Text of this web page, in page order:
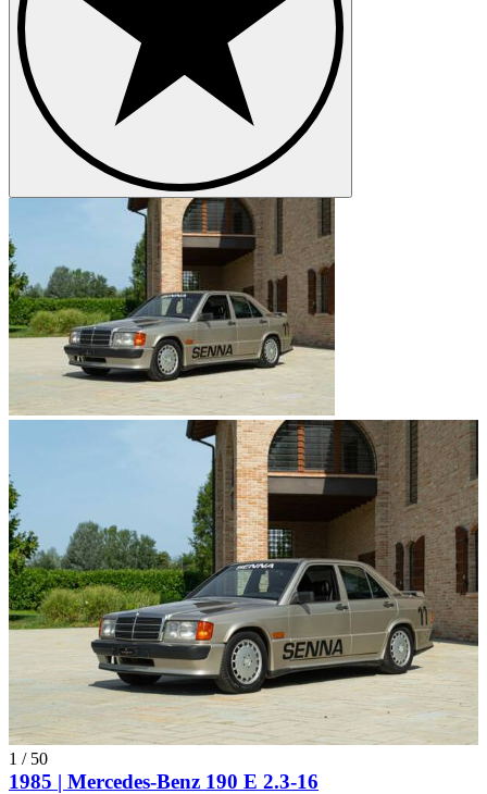
1 / 50
1985 | Mercedes-Benz 190 E 2.3-16